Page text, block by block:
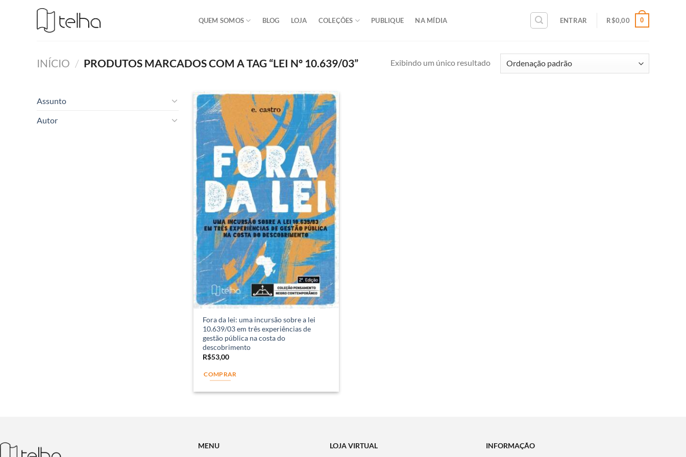
QUEM SOMOS BLOG LOJA COLEÇÕES PUBLIQUE NA MÍDIA ENTRAR R$0,00 0
INÍCIO / PRODUTOS MARCADOS COM A TAG “LEI Nº 10.639/03” Exibindo um único resultado
Assunto
Autor
Fora da lei: uma incursão sobre a lei
10.639/03 em três experiências de
gestão pública na costa do
descobrimento
R$53,00
COMPRAR
MENU LOJA VIRTUAL INFORMAÇÃO